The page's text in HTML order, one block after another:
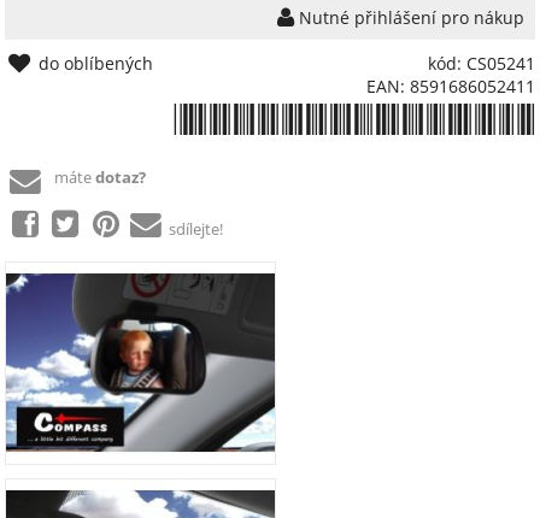
Nutné přihlášení pro nákup
kód: CS05241
EAN: 8591686052411
do oblíbených
mátedotaz?
sdílejte!